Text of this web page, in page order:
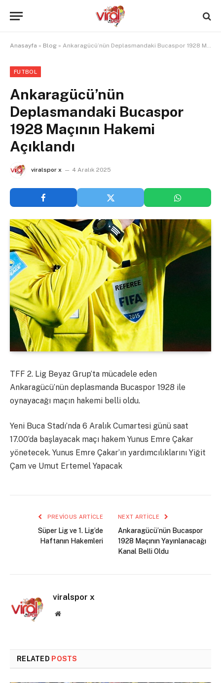
Anasayfa » Blog » Ankaragücü’nün Deplasmandaki Bucaspor 1928 Maçının Hakemi Açıklandı
FUTBOL
Ankaragücü’nün
Deplasmandaki Bucaspor
1928 Maçının Hakemi
Açıklandı
viralspor x 4 Aralık 2025
TFF 2. Lig Beyaz Grup’ta mücadele eden
Ankaragücü’nün deplasmanda Bucaspor 1928 ile
oynayacağı maçın hakemi belli oldu.
Yeni Buca Stadı’nda 6 Aralık Cumartesi günü saat
17.00’da başlayacak maçı hakem Yunus Emre Çakar
yönetecek. Yunus Emre Çakar’ın yardımcılıklarını Yiğit
Çam ve Umut Ertemel Yapacak
PREVIOUS ARTICLE
Süper Lig ve 1. Lig’de
Haftanın Hakemleri
NEXT ARTICLE
Ankaragücü’nün Bucaspor
1928 Maçının Yayınlanacağı
Kanal Belli Oldu
viralspor x
Website
RELATED POSTS